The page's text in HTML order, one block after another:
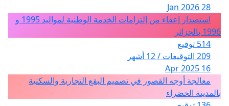
28 Jan 2026
استصدار إعفاء من إلتزامات الخدمة الوطنية لمواليد 1995 و
1996 بالجزائر
514 توقيع
209 التوقيعات / 12 أشهر
16 Apr 2025
معالجة أوجه القصور في تصميم البقع التجارية والسكنية
بالمدينة الخضراء